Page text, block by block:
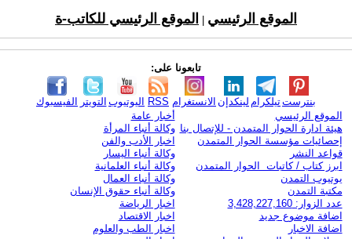
الموقع الرئيسي الموقع الرئيسي للكاتب-ة
تابعونا على:
الفيسبوك التويتر اليوتيوب RSS الانستغرام لينكدإن تيلكرامبنترست
الموقع الرئيسي
هيئة ادارة الحوار المتمدن - للإتصال بنا
إحصائيات مؤسسة الحوار المتمدن
قواعد النشر
ابرز كتاب / كاتبات الحوار المتمدن
يوتيوب التمدن
مكتبة التمدن
عدد الزوار: 3,428,227,160
اضافة موضوع جديد
اضافة الاخبار
أخبار عامة
وكالة أنباء المرأة
اخبار الأدب والفن
وكالة أنباء اليسار
وكالة أنباء العلمانية
وكالة أنباء العمال
وكالة أنباء حقوق الإنسان
اخبار الرياضة
اخبار الاقتصاد
اخبار الطب والعلوم